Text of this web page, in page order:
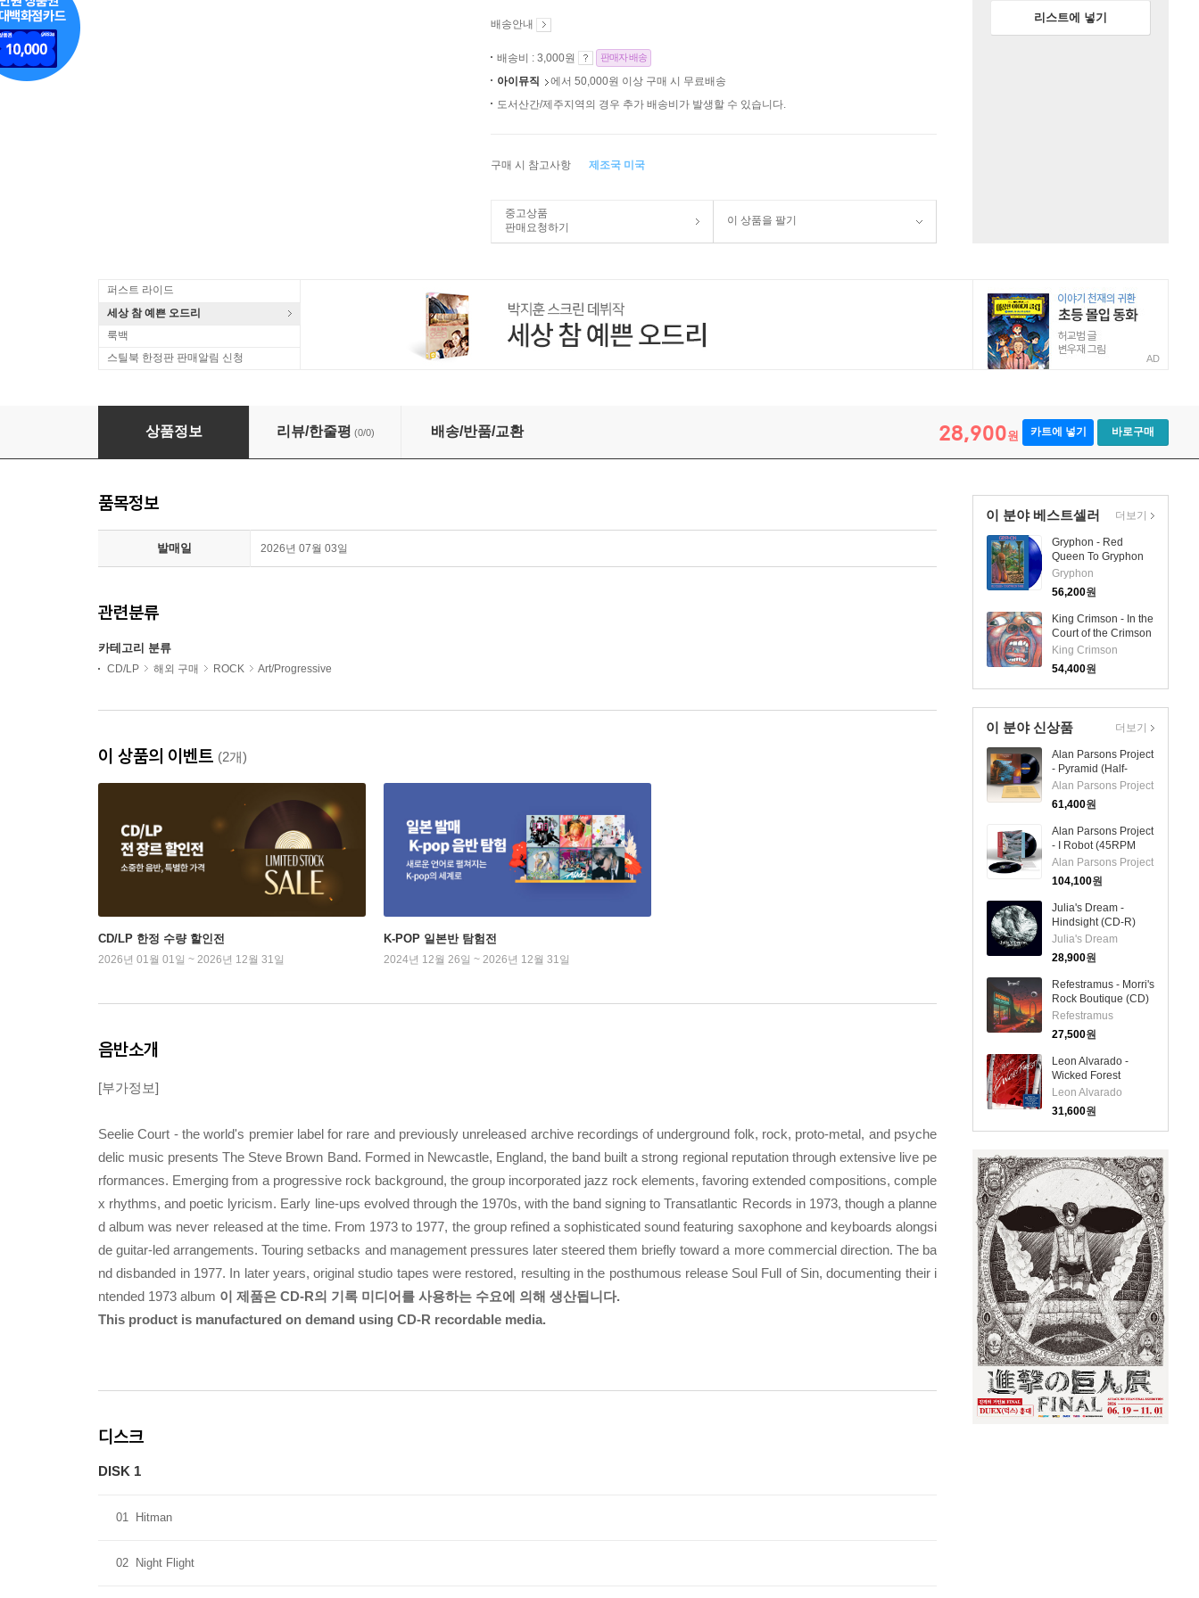
배송안내
배송비 : 3,000원 판매자 배송
아이뮤직
에서 50,000원 이상 구매 시 무료배송
도서산간/제주지역의 경우 추가 배송비가 발생할 수 있습니다.
구매 시 참고사항 제조국 미국
중고상품
판매요청하기
이 상품을 팔기
리스트에 넣기
퍼스트 라이드
세상 참 예쁜 오드리
룩백
스틸북 한정판 판매알림 신청
AD
Steve Brown Band - Soul Full Of Sin (CD-R)
상품정보 리뷰/한줄평 (0/0) 배송/반품/교환 28,900원 카트에 넣기 바로구매
이 분야 베스트셀러
Gryphon - Red
Queen To Gryphon
Three (Ltd)(180g)
(Blue Vinyl)(LP)
Gryphon
56,200원
King Crimson - In the
Court of the Crimson
King (200G)(LP)
King Crimson
54,400원
더보기
이 분야 신상품
Alan Parsons Project
- Pyramid (Half-
Speed Remaster)
(180g LP)
Alan Parsons Project
61,400원
Alan Parsons Project
- I Robot (45RPM
Audiophile Edition)
(180g 2LP)
Alan Parsons Project
104,100원
Julia's Dream -
Hindsight (CD-R)
Julia's Dream
28,900원
Refestramus - Morri's
Rock Boutique (CD)
Refestramus
27,500원
Leon Alvarado -
Wicked Forest
(Digipack)(CD)
Leon Alvarado
31,600원
더보기
품목정보
발매일 2026년 07월 03일
관련분류
카테고리 분류
CD/LP 해외 구매 ROCK Art/Progressive
이 상품의 이벤트 (2개)
CD/LP 한정 수량 할인전
2026년 01월 01일 ~ 2026년 12월 31일
K-POP 일본반 탐험전
2024년 12월 26일 ~ 2026년 12월 31일
음반소개
[부가정보]
Seelie Court - the world's premier label for rare and previously unreleased archive recordings of underground folk, rock, proto-metal, and psyche
delic music presents The Steve Brown Band. Formed in Newcastle, England, the band built a strong regional reputation through extensive live pe
rformances. Emerging from a progressive rock background, the group incorporated jazz rock elements, favoring extended compositions, comple
x rhythms, and poetic lyricism. Early line-ups evolved through the 1970s, with the band signing to Transatlantic Records in 1973, though a planne
d album was never released at the time. From 1973 to 1977, the group refined a sophisticated sound featuring saxophone and keyboards alongsi
de guitar-led arrangements. Touring setbacks and management pressures later steered them briefly toward a more commercial direction. The ba
nd disbanded in 1977. In later years, original studio tapes were restored, resulting in the posthumous release Soul Full of Sin, documenting their i
ntended 1973 album 이 제품은 CD-R의 기록 미디어를 사용하는 수요에 의해 생산됩니다.
This product is manufactured on demand using CD-R recordable media.
디스크
DISK 1
01 Hitman
02 Night Flight